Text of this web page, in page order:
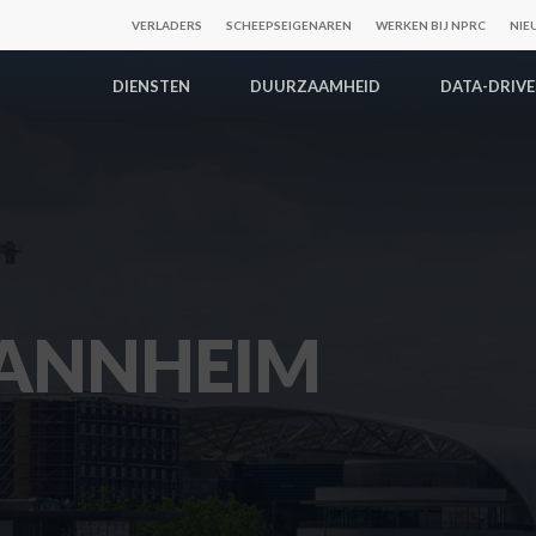
VERLADERS SCHEEPSEIGENAREN WERKEN BIJ NPRC
DIENSTEN DUURZAAMHEID DATA-